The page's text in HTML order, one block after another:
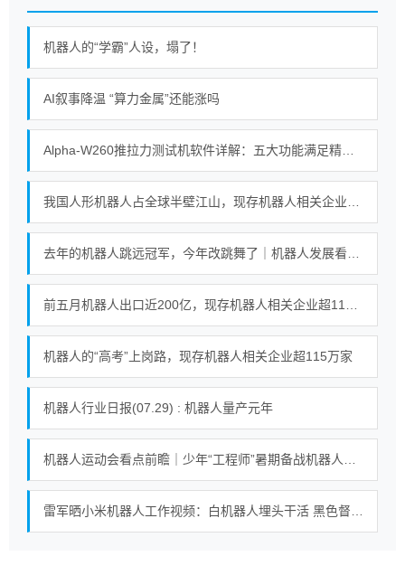
机器人的“学霸”人设，塌了！
AI叙事降温 “算力金属”还能涨吗
机器人的“高考”上岗路，现存机器人相关企业超115万家
机器人行业日报(07.29) : 机器人量产元年